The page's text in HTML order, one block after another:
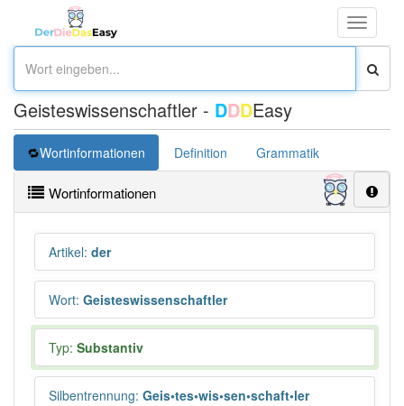
Toggle
Geisteswissenschaftler - DDDEasy
Wortinformationen Definition Grammatik
Wortinformationen
Artikel: der
Wort: Geisteswissenschaftler
Typ: Substantiv
Silbentrennung: Geis•tes•wis•sen•schaft•ler